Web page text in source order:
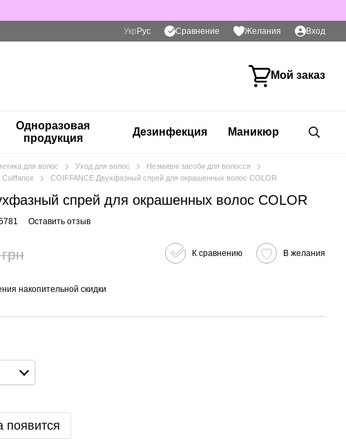
Укр Рус Сравнение Желания Вход
Мой заказ
Одноразовая
продукция
Дезинфекция Маникюр
для волос Уход для волос
Незмивні засоби для волосся
Coiffance
COIFFANCE Двухфазный спрей для окрашенных волос COLOR
спрей для окрашенных волос COLOR
Оставить отзыв
К сравнению В желания
накопительной скидки
появится